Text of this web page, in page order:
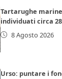
Tartarughe
individuati circa
8 Agosto 2026
Urso: puntare i